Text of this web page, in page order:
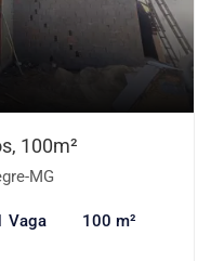
100m²
MG
Vaga 100 m²